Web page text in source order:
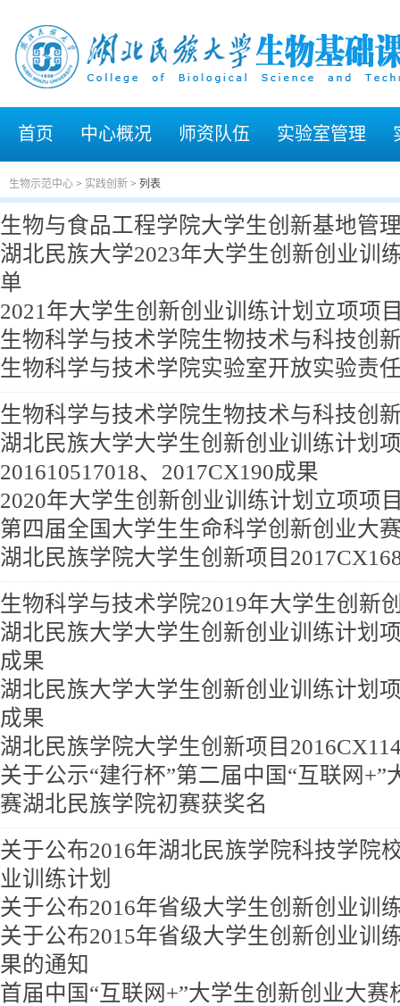
首页 中心概况 师资队伍 实验室管理
生物示范中心 > 实践创新 > 列表
生物与食品工程学院大学生创新基地管
湖北民族大学2023年大学生创新创业训
单
2021年大学生创新创业训练计划立项项
生物科学与技术学院生物技术与科技创
生物科学与技术学院实验室开放实验责
生物科学与技术学院生物技术与科技创
湖北民族大学大学生创新创业训练计划
201610517018、2017CX190成果
2020年大学生创新创业训练计划立项项
第四届全国大学生生命科学创新创业大
湖北民族学院大学生创新项目
生物科学与技术学院2019年大学生创新
湖北民族大学大学生创新创业训练计划
成果
湖北民族大学大学生创新创业训练计划
成果
湖北民族学院大学生创新项目
关于公示“建行杯”第二届中国“互联网+”
赛湖北民族学院初赛获奖名
关于公布2016年湖北民族学院科技学院
业训练计划
关于公布2016年省级大学生创新创业训
关于公布2015年省级大学生创新创业训
果的通知
首届中国“互联网+”大学生创新创业大赛
郭皓 沈浩 卢延克